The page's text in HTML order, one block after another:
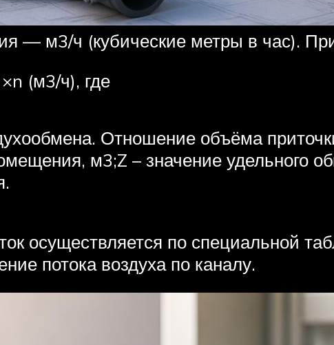
— м3/ч (кубические метры в час).
(м3/ч), где
Отношение объёма
м3;Z – значение удельного
осуществляется по специальной
потока воздуха по каналу.